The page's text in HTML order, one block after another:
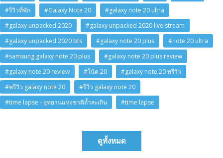
#รีวิวที่พัก
#Galaxy Note 20
#galaxy note 20 ultra
#galaxy unpacked 2020
#galaxy unpacked 2020 live stream
#galaxy unpacked 2020 bts
#galaxy note 20 plus
#note 20 ultra
#samsung galaxy note 20 plus
#galaxy note 20 plus review
#galaxy note 20 review
#โน้ต 20
#galaxy note 20 พรีวิว
#พรีวิว galaxy note 20
#รีวิว galaxy note 20
#time lapse - อุทยานแห่งชาติถ้ำสะเกิน
#time lapse
ดูทั้งหมด